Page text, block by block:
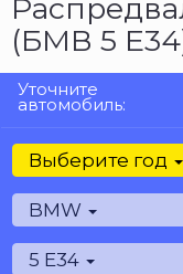
(БМВ 5
Уточните
автомобиль:
Выберите год
BMW
5 E34